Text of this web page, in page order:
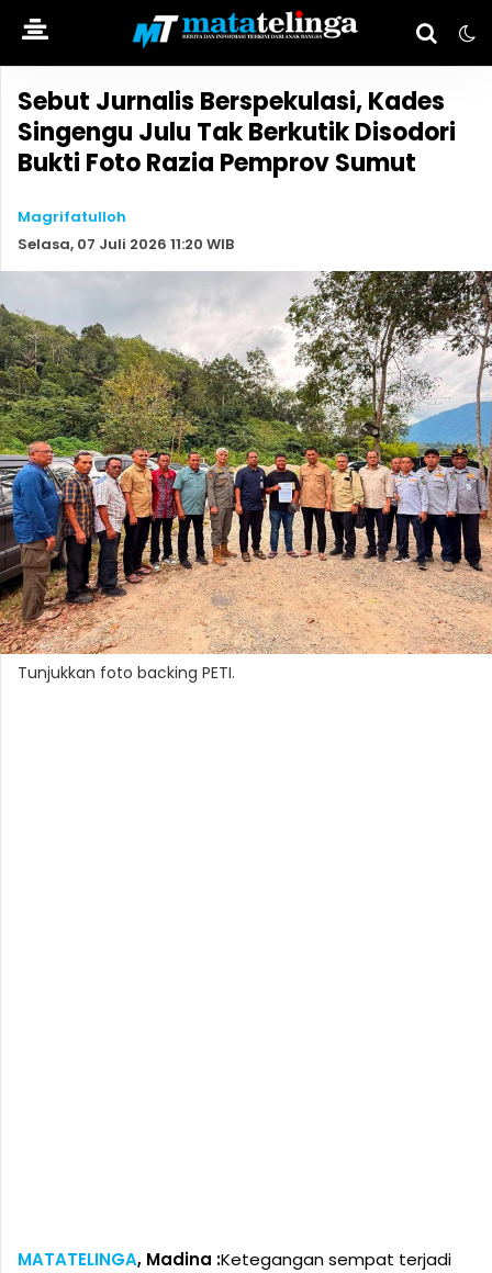
Sebut Jurnalis Berspekulasi, Kades
Singengu Julu Tak Berkutik Disodori
Bukti Foto Razia Pemprov Sumut
Magrifatulloh
Selasa, 07 Juli 2026 11:20 WIB
Tunjukkan foto backing PETI.
MATATELINGA, Madina :Ketegangan sempat terjadi